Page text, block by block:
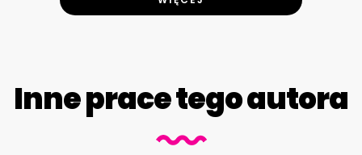
Inne prace tego autora